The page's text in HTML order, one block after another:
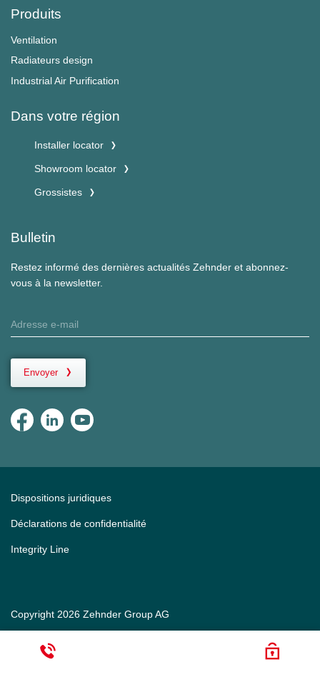
Produits
Ventilation
Radiateurs design
Industrial Air Purification
Dans votre région
Installer locator
Showroom locator
Grossistes
Bulletin
Restez informé des dernières actualités Zehnder et abonnez-
vous à la newsletter.
Envoyer
Copyright 2026 Zehnder Group AG
Dispositions juridiques
Déclarations de confidentialité
Integrity Line